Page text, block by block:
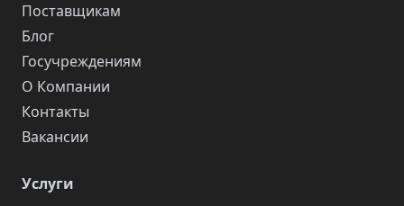
Поставщикам
Блог
Госучреждениям
О Компании
Контакты
Вакансии
Услуги